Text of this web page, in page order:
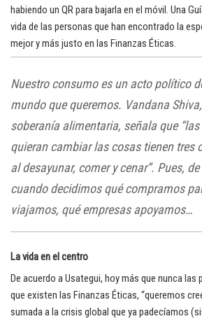
habiendo un QR para bajarla en el móvil. Una
vida de las personas que han encontrado la
mejor y más justo en las Finanzas Éticas.
Nuestro consumo es un acto político
mundo que queremos. Vandana
soberanía alimentaria, señala que
quieran cambiar las cosas tienen tres
al desayunar, comer y cenar”. Pues,
cuando decidimos qué compramos
viajamos, qué empresas apoyamos…
La vida en el centro
De acuerdo a Usategui, hoy más que nunca
que existen las Finanzas Éticas, “queremos
sumada a la crisis global que ya padecíamos